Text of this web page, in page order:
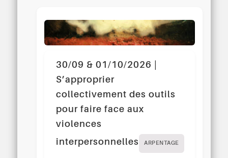
30/09 & 01/10/2026 |
S’approprier
collectivement des outils
pour faire face aux
violences
interpersonnelles
ARPENTAGE